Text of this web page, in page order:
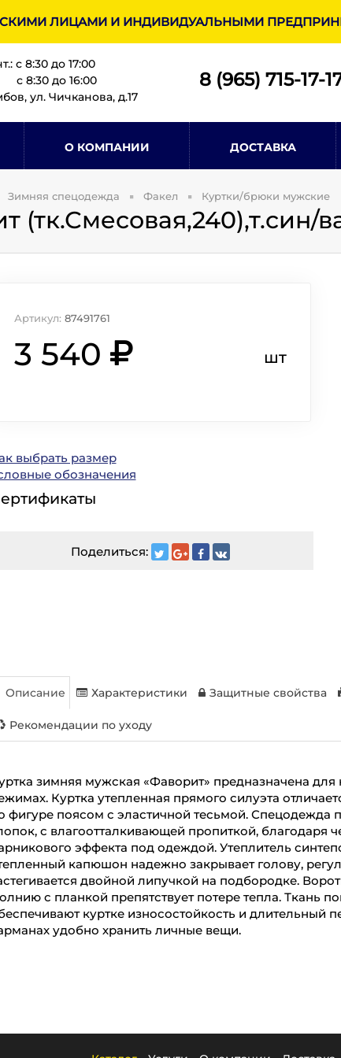
ЛИЦАМИ И ИНДИВИДУАЛЬНЫМИ
с 8:30 до 17:00
8:30 до 16:00
ул. Чичканова, д.17
8 (965) 715-17-1
О КОМПАНИИ ДОСТАВКА
Зимняя спецодежда Факел Куртки/брюки мужские
(тк.Смесовая,240),т.син/
Артикул: 87491761
3 540 шт
выбрать размер
обозначения
Поделиться:
Описание Характеристики Защитные свойства
Рекомендации по уходу
зимняя мужская «Фаворит» предназначена
Куртка утепленная прямого силуэта
фигуре поясом с эластичной тесьмой. Спецодежда
с влагоотталкивающей пропиткой, благодаря
эффекта под одеждой. Утеплитель
капюшон надежно закрывает голову,
двойной липучкой на подбородке.
с планкой препятствует потере тепла. Ткань
куртке износостойкость и длительный
удобно хранить личные вещи.